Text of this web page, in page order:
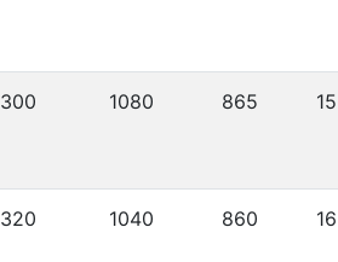
300 1080 865
320 1040 860